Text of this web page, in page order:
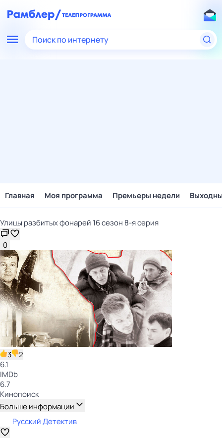
Поиск по интернету
Главная Моя программа Премьеры недели
Улицы разбитых фонарей 16 сезон 8-я серия
0
3
2
6.1
IMDb
6.7
Кинопоиск
Больше информации
Русский Детектив